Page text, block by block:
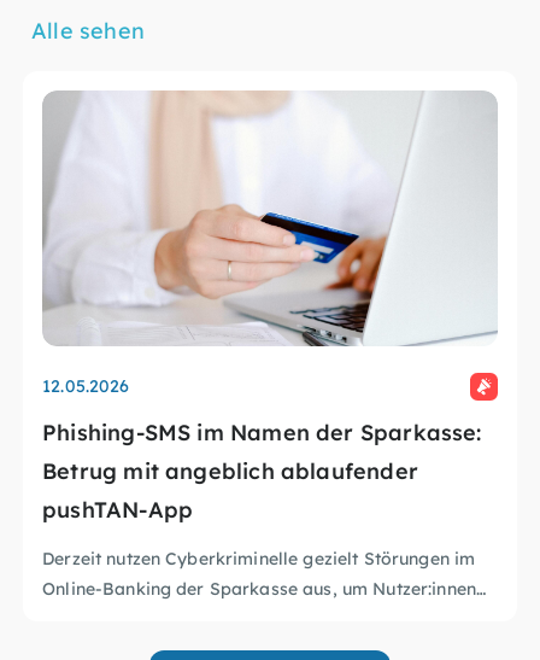
Alle sehen
12.05.2026
Phishing-SMS im Namen der Sparkasse:
Betrug mit angeblich ablaufender
pushTAN-App
Derzeit nutzen Cyberkriminelle gezielt Störungen im
Online-Banking der Sparkasse aus, um Nutzer:innen
Nachrichten wird behauptet, die pushTAN-App laufe
BSI – Schutz gegen Phishing